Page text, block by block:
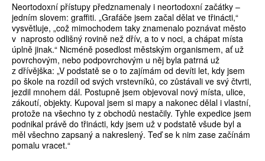
Neortodoxní přístupy předznamenaly i neortodoxní začátky –
jedním slovem: graffiti. „Grafáče jsem začal dělat ve třinácti,“
vysvětluje, „což mimochodem taky znamenalo poznávat město
v naprosto odlišný rovině než dřív, a to v noci, a chápat místa
úplně jinak.“ Nicméně posedlost městským organismem, ať už
povrchovým, nebo podpovrchovým u něj byla patrná už
z dřívějška: „V podstatě se o to zajímám od devíti let, kdy jsem
po škole na rozdíl od svých vrstevníků, co zůstávali ve svý čtvrti,
jezdil mnohem dál. Postupně jsem objevoval nový místa, ulice,
zákoutí, objekty. Kupoval jsem si mapy a nakonec dělal i vlastní,
protože na všechno ty z obchodů nestačily. Tyhle expedice jsem
podnikal právě do třinácti, kdy jsem už v podstatě všude byl a
měl všechno zapsaný a nakreslený. Teď se k nim zase začínám
pomalu vracet.“